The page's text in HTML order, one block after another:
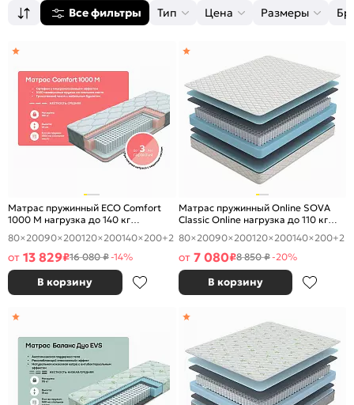
Все фильтры Тип Цена Размеры
Матрас пружинный ECO Comfort
1000 M нагрузка до 140 кг
1800x2000
80×20090×200120×200140×200+2
от 13 829₽16 080 ₽-14%
В корзину
Матрас пружинный Online SOVA
Classic Online нагрузка до 110 кг
1800x2000
80×20090×200120×200140×200+2
от 7 080₽8 850 ₽-20%
В корзину